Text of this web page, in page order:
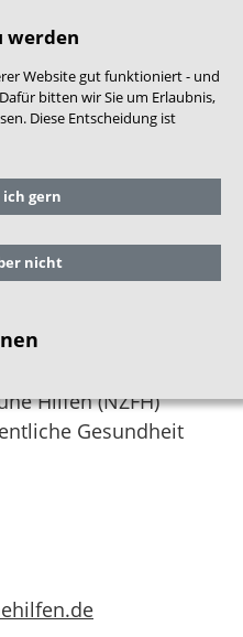
werden
Website gut funktioniert - und
bitten wir Sie um Erlaubnis,
Diese Entscheidung ist
ich gern
nicht
Service Impressum
Hilfen (NZFH)
Gesundheit